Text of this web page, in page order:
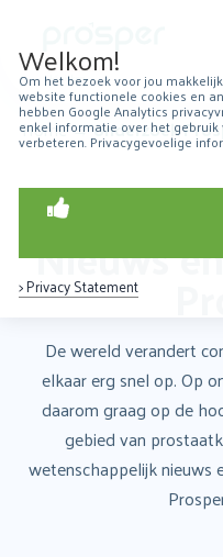
Welkom!
Om het bezoek voor jou
website functionele cookies en
hebben Google Analytics
enkel informatie over het
verbeteren. Privacygevoelige
> Privacy Statement
Zoeken
naar:
Home→onderzoek
Nieuws
De wereld verandert
elkaar erg snel op. Op
daarom graag op de
gebied van
wetenschappelijk nieuws